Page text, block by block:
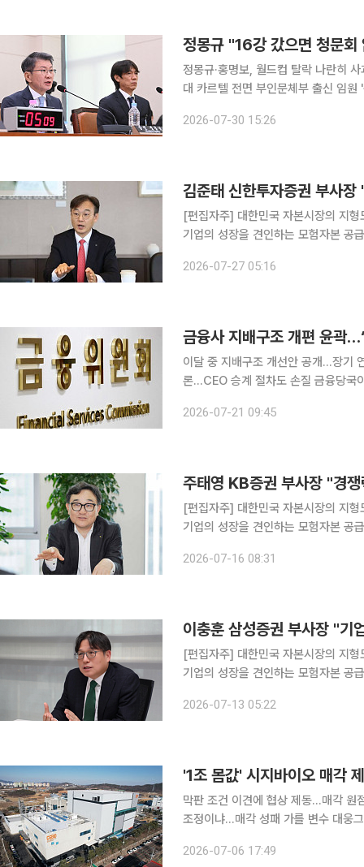
정몽규·홍명보, 월드컵 탈락 나란히
대 카르텔 전면 부인문체부 출신 임원 '축체부 카르텔'도 도
회는 열리지 않았을 것"이라고 말했다
2026-07-30 15:26
[편집자주] 대한민국 자본시장의 지
기업의 성장을 견인하는 모험자본 공
잡는 손' 기획을 통해 주요 증권사들
2026-07-27 05:16
금융사 지배구조 개편 윤곽
이달 중 지배구조 개선안 공개…장기
론…CEO 승계 절차도 손질 금융당국이 금융지주 회장의 장기 연임을 제한하는 방안을 검토하고 있
거론된다. 21일 금융권에 따르
2026-07-21 09:45
[편집자주] 대한민국 자본시장의 지
기업의 성장을 견인하는 모험자본 공
잡는 손' 기획을 통해 주요 증권사들
2026-07-16 08:31
[편집자주] 대한민국 자본시장의 지
기업의 성장을 견인하는 모험자본 공
잡는 손' 기획을 통해 주요 증권사들
2026-07-13 05:22
'1조 몸값' 시지바이오 매각
막판 조건 이견에 협상 제동…매각 원
조정이냐…매각 성패 가를 변수 대웅그룹의 재생의료 계열사 시지바이오 매각 작업이 원점으로 돌
결렬되면서다. 시장의 눈은 시지바이
2026-07-06 17:49